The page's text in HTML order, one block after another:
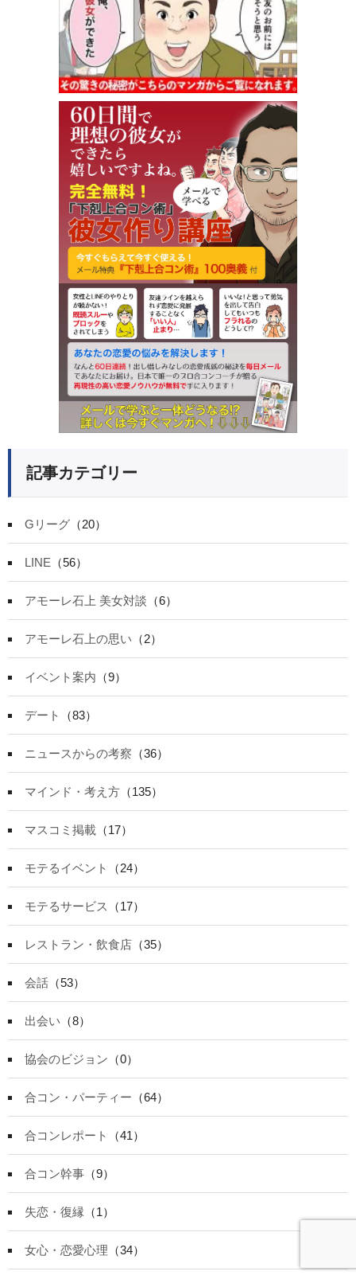
記事カテゴリー
Gリーグ （20）
LINE （56）
アモーレ石上 美女対談 （6）
アモーレ石上の思い （2）
イベント案内 （9）
デート （83）
ニュースからの考察 （36）
マインド・考え方 （135）
マスコミ掲載 （17）
モテるイベント （24）
モテるサービス （17）
レストラン・飲食店 （35）
会話 （53）
出会い （8）
協会のビジョン （0）
合コン・パーティー （64）
合コンレポート （41）
合コン幹事 （9）
失恋・復縁 （1）
女心・恋愛心理 （34）